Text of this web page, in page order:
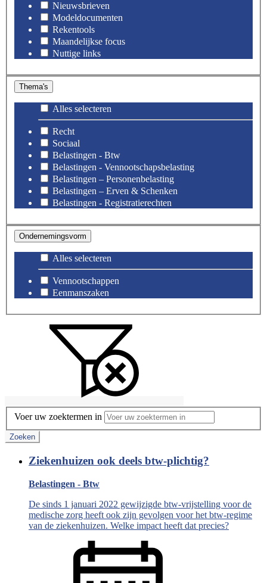
Nieuwsbrieven
Modeldocumenten
Rekentools
Maandelijkse focus
Nuttige links
Thema's
Alles selecteren
Recht
Sociaal
Belastingen - Btw
Belastingen - Vennootschapsbelasting
Belastingen – Personenbelasting
Belastingen – Erven & Schenken
Belastingen - Registratierechten
Ondernemingsvorm
Alles selecteren
Vennootschappen
Eenmanszaken
Voer uw zoektermen in
Zoeken
Ziekenhuizen ook deels btw-plichtig?
Belastingen - Btw
De sinds 1 januari 2022 gewijzigde btw-vrijstelling voor de
medische zorg heeft ook zijn gevolgen voor het btw-regime
van de ziekenhuizen. Welke impact heeft dat precies?